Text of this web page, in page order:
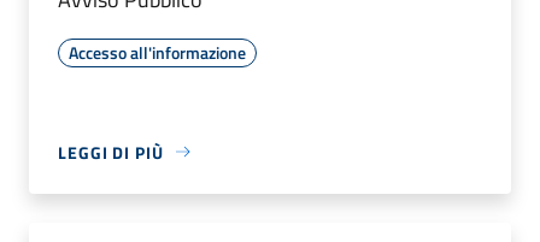
Accesso all'informazione
LEGGI DI PIÙ